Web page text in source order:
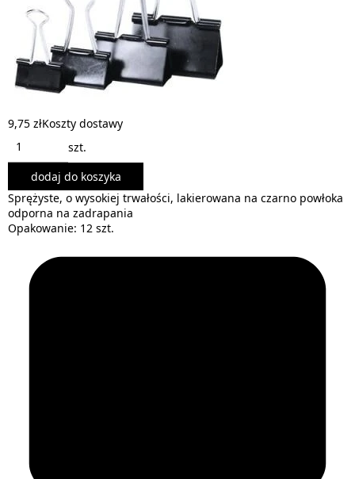
9,75 złKoszty dostawy
szt.
dodaj do koszyka
Sprężyste, o wysokiej trwałości, lakierowana na czarno powłoka
odporna na zadrapania
Opakowanie: 12 szt.